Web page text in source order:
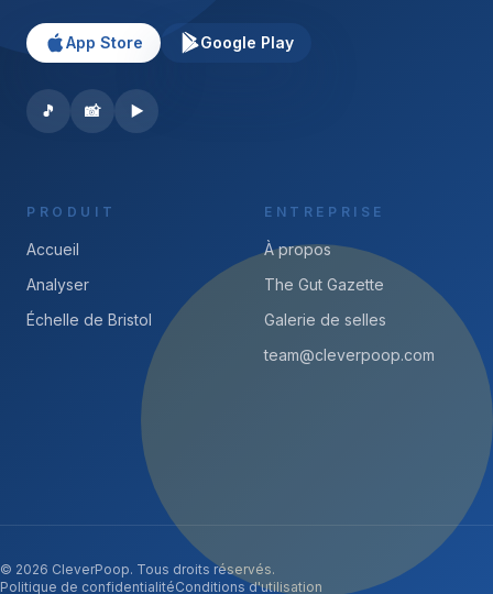
App Store Google Play
🎵 📸 ▶️
PRODUIT
Accueil
Analyser
Échelle de Bristol
ENTREPRISE
À propos
The Gut Gazette
Galerie de selles
team@cleverpoop.com
© 2026 CleverPoop. Tous droits réservés.
Politique de confidentialitéConditions d'utilisation